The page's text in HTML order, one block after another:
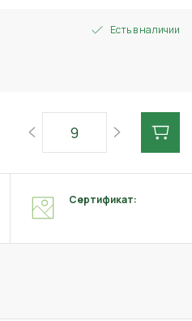
Есть в наличии
Сертификат: